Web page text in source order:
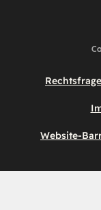
Website-